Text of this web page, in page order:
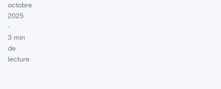
octobre
2025
·
3 min
de
lecture